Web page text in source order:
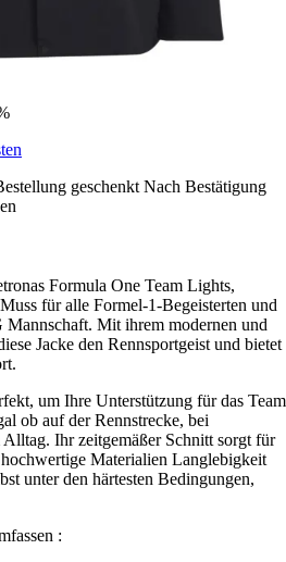
geschenkt Nach Bestätigung
Formula One Team Lights,
für alle Formel-1-Begeisterten und
Mannschaft. Mit ihrem modernen und
Jacke den Rennsportgeist und bietet
um Ihre Unterstützung für das Team
ob auf der Rennstrecke, bei
Ihr zeitgemäßer Schnitt sorgt für
Materialien Langlebigkeit
unter den härtesten Bedingungen,
: